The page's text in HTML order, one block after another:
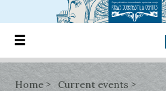
Home Current events